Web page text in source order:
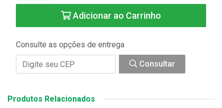
Adicionar ao Carrinho
Consulte as opções de entrega
Consultar
Produtos Relacionados